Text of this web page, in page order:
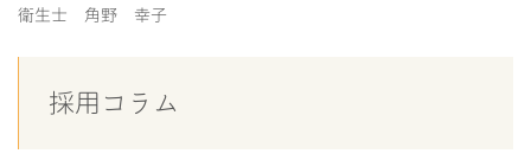
衛生士 角野 幸子
採用コラム